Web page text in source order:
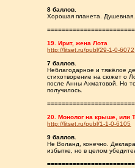
8 баллов.
Хорошая планета. Душевная.
19. Ирит, жена Лота
http://litset.ru/publ/29-1-0-6072
7 баллов.
Неблагодарное и тяжёлое
стихотворение на сюжет о
после Анны Ахматовой. Но
получилось.
20. Монолог на крыше, или
http://litset.ru/publ/1-1-0-6105
9 баллов.
Не Воланд, конечно.
избытке, но в целом